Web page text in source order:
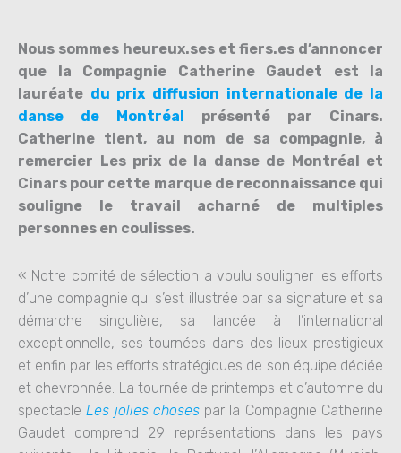
Nous sommes heureux.ses et fiers.es d’annoncer
que la Compagnie Catherine Gaudet est la
lauréate du prix diffusion internationale de la
danse de Montréal présenté par Cinars.
Catherine tient, au nom de sa compagnie, à
remercier Les prix de la danse de Montréal et
Cinars pour cette marque de reconnaissance qui
souligne le travail acharné de multiples
personnes en coulisses.
« Notre comité de sélection a voulu souligner les efforts
d’une compagnie qui s’est illustrée par sa signature et sa
démarche singulière, sa lancée à l’international
exceptionnelle, ses tournées dans des lieux prestigieux
et enfin par les efforts stratégiques de son équipe dédiée
et chevronnée. La tournée de printemps et d’automne du
spectacleLes jolies chosespar la Compagnie Catherine
Gaudet comprend 29 représentations dans les pays